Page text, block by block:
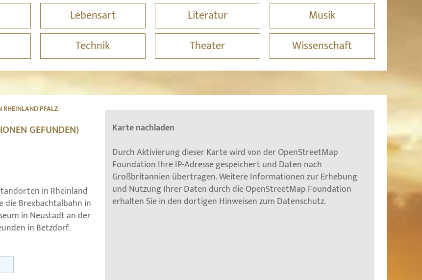
Lebensart Literatur
Musik
Technik Theater Wissenschaft
PFALZ
GEFUNDEN)
in Rheinland
die Brexbachtalbahn in
in Neustadt an der
in Betzdorf.
Karte nachladen
Durch Aktivierung dieser Karte wird von der OpenStreetMap
Foundation Ihre IP-Adresse gespeichert und Daten nach
Großbritannien übertragen. Weitere Informationen zur Erhebung
und Nutzung Ihrer Daten durch die OpenStreetMap Foundation
erhalten Sie in den dortigen Hinweisen zum Datenschutz.